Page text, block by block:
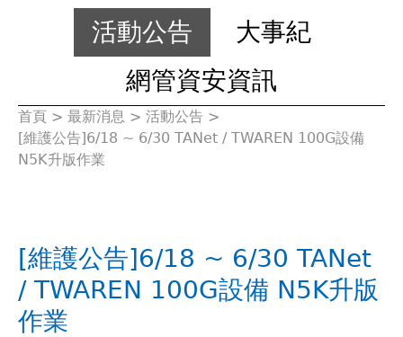
活動公告
大事紀
網管資安資訊
您
在
裡
首頁 > 最新消息 > 活動公告 >
[維護公告]6/18 ~ 6/30 TANet / TWAREN 100G設備
N5K升版作業
[維護公告]6/18 ~ 6/30 TANet
/ TWAREN 100G設備 N5K升版
作業